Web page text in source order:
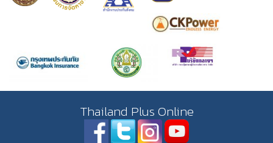
Thailand Plus Online